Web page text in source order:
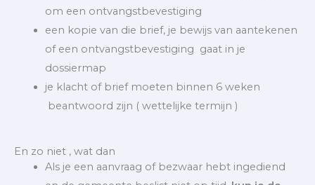
om een ontvangstbevestiging
een kopie van die brief, je bewijs van aantekenen
of een ontvangstbevestiging gaat in je
dossiermap
je klacht of brief moeten binnen 6 weken
beantwoord zijn ( wettelijke termijn )
En zo niet , wat dan
Als je een aanvraag of bezwaar hebt ingediend